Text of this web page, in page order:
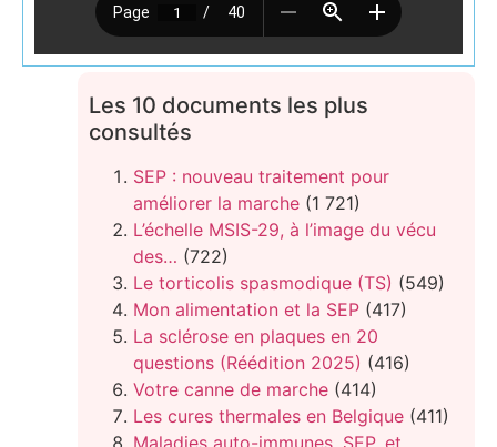
Les 10 documents les plus
consultés
SEP : nouveau traitement pour
améliorer la marche (1 721)
L’échelle MSIS-29, à l’image du vécu
des… (722)
Le torticolis spasmodique (TS) (549)
Mon alimentation et la SEP (417)
La sclérose en plaques en 20
questions (Réédition 2025) (416)
Votre canne de marche (414)
Les cures thermales en Belgique (411)
Maladies auto-immunes, SEP, et